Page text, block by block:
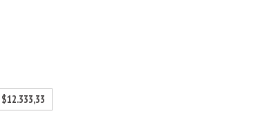
$12.333,33